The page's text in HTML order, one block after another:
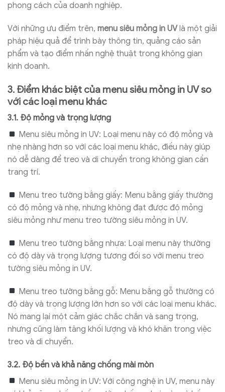
phong cách của doanh nghiệp.
Với những ưu điểm trên, menu siêu mỏng in UVlà một giải
pháp hiệu quả để trình bày thông tin, quảng cáo sản
phẩm và tạo điểm nhấn nghệ thuật trong không gian
kinh doanh.
3. Điểm khác biệt của menu siêu mỏng in UV so
với các loại menu khác
3.1. Độ mỏng và trọng lượng
Menu siêu mỏng in UV: Loại menu này có độ mỏng và
nhẹ nhàng hơn so với các loại menu khác, điều này giúp
nó dễ dàng để treo và di chuyển trong không gian cần
trang trí.
Menu treo tường bằng giấy: Menu bằng giấy thường
có độ mỏng và nhẹ, nhưng không đạt được độ mỏng
siêu mỏng như menu treo tường siêu mỏng in UV.
Menu treo tường bằng nhựa: Loại menu này thường
có độ dày và trọng lượng tương đối so với menu treo
tường siêu mỏng in UV.
Menu treo tường bằng gỗ: Menu bằng gỗ thường có
độ dày và trọng lượng lớn hơn so với các loại menu khác.
Nó mang lại một cảm giác chắc chắn và sang trọng,
nhưng cũng làm tăng khối lượng và khó khăn trong việc
treo và di chuyển.
3.2. Độ bền và khả năng chống mài mòn
Menu siêu mỏng in UV: Với công nghệ in UV, menu này